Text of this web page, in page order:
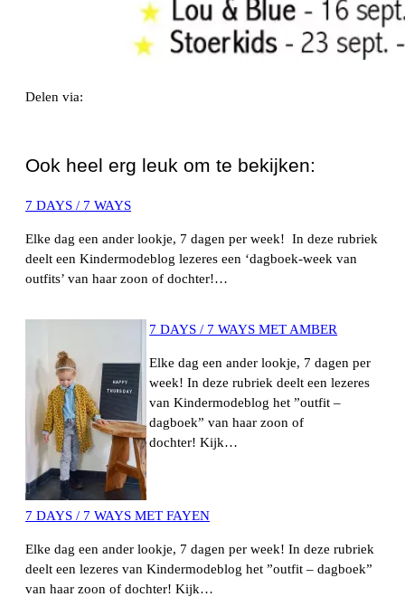
Delen via:
Ook heel erg leuk om te bekijken:
7 DAYS / 7 WAYS
Elke dag een ander lookje, 7 dagen per week! In deze rubriek
deelt een Kindermodeblog lezeres een ‘dagboek-week van
outfits’ van haar zoon of dochter!…
7 DAYS / 7 WAYS MET AMBER
Elke dag een ander lookje, 7 dagen per
week! In deze rubriek deelt een lezeres
van Kindermodeblog het ”outfit –
dagboek” van haar zoon of
dochter! Kijk…
7 DAYS / 7 WAYS MET FAYEN
Elke dag een ander lookje, 7 dagen per week! In deze rubriek
deelt een lezeres van Kindermodeblog het ”outfit – dagboek”
van haar zoon of dochter! Kijk…